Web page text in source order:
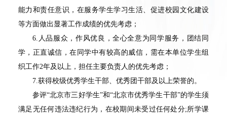
能力和责任意识，在服务学生学习生活、促进校园文化建设
等方面做出显著工作成绩的优先考虑；
6.人品服众，作风优良，全心全意为同学服务，团结同
学，正直诚信，在同学中有较高的威信，需在本单位学生组
织工作2年及以上，担任主要负责人的优先考虑；
7.获得校级优秀学生干部、优秀团干部及以上荣誉的。
参评“北京市三好学生”和“北京市优秀学生干部”的学生须
满足无任何违法违纪行为，在校期间未受过任何处分;所学课